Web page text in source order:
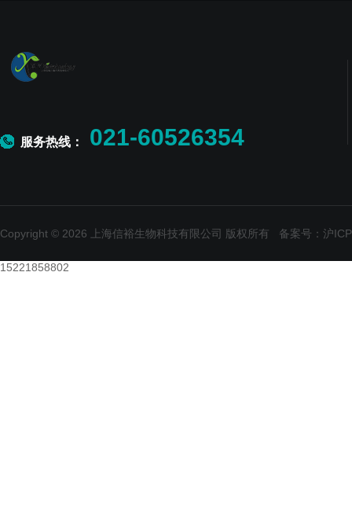
服务热线： 021-60526354
Copyright © 2026 上海信裕生物科技有限公司 版权所有 备案号：沪
15221858802